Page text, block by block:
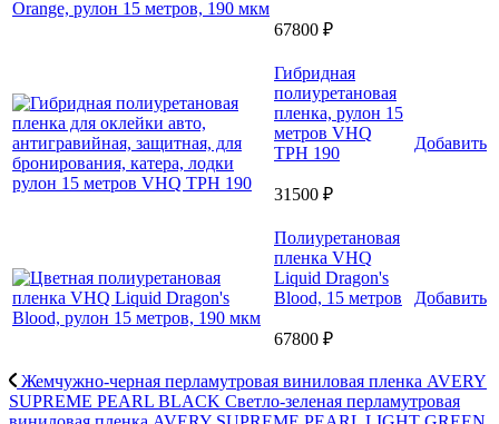
67800 ₽
Гибридная
полиуретановая
пленка, рулон 15
метров VHQ
TPH 190
31500 ₽
Добавить
Полиуретановая
пленка VHQ
Liquid Dragon's
Blood, 15 метров
67800 ₽
Добавить
Жемчужно-черная перламутровая виниловая пленка AVERY
SUPREME PEARL BLACK Светло-зеленая перламутровая